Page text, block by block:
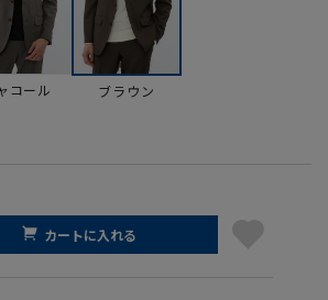
コール ブラウン
カートに入れる